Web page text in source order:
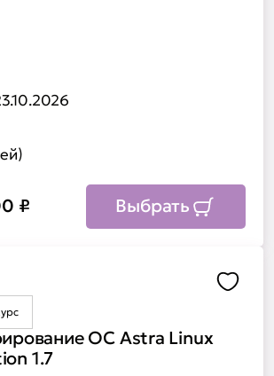
₽ Выбрать
ОС Astra Linux
1.7